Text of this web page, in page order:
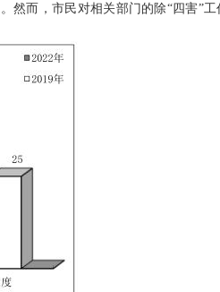
然而，市民对相关部门的除“四害”工